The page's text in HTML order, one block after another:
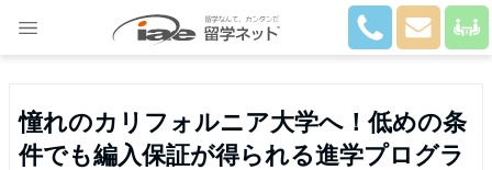
憧れのカリフォルニア大学へ！低めの条
件でも編入保証が得られる進学プログラ